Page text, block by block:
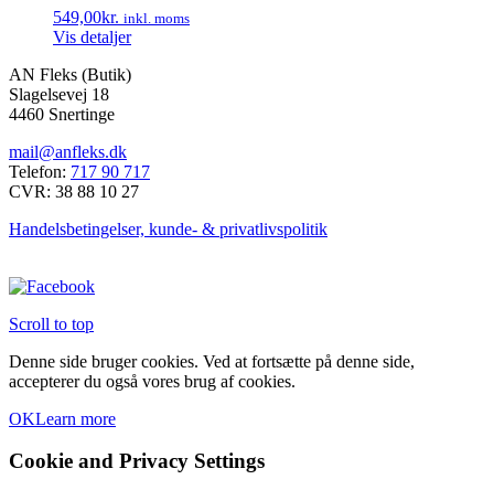
kan
vælges
på
varesiden
549,00kr. inkl. moms
Vis detaljer
AN Fleks (Butik)
Slagelsevej 18
4460 Snertinge
mail@anfleks.dk
Telefon: 717 90 717
CVR: 38 88 10 27
Handelsbetingelser, kunde- & privatlivspolitik
Scroll to top
Denne side bruger cookies. Ved at fortsætte på denne side,
accepterer du også vores brug af cookies.
OKLearn more
Cookie and Privacy Settings